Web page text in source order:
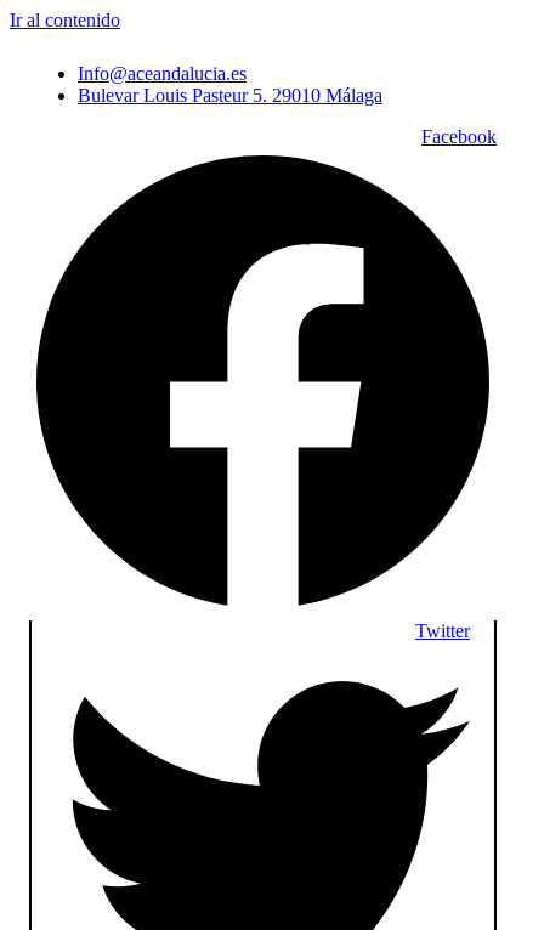
Ir al contenido
Info@aceandalucia.es
Bulevar Louis Pasteur 5. 29010 Málaga
Facebook
Twitter